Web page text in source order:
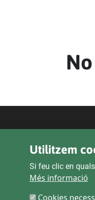
Utilitzem
Si feu clic en
Més informació
Cookies